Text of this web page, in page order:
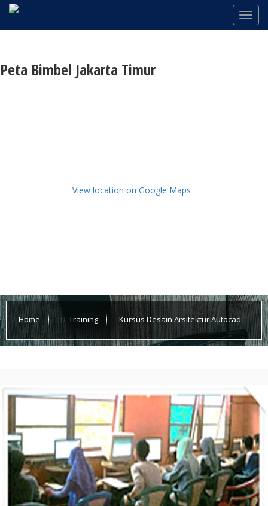
Peta Bimbel Jakarta Timur
View location on Google Maps
Home IT Training Kursus Desain Arsitektur Autocad